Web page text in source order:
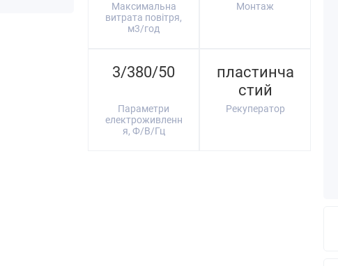
Максимальна
витрата повітря,
м3/год
Монтаж
3/380/50
Параметри
електроживленн
я, Ф/В/Гц
пластинча
стий
Рекуператор